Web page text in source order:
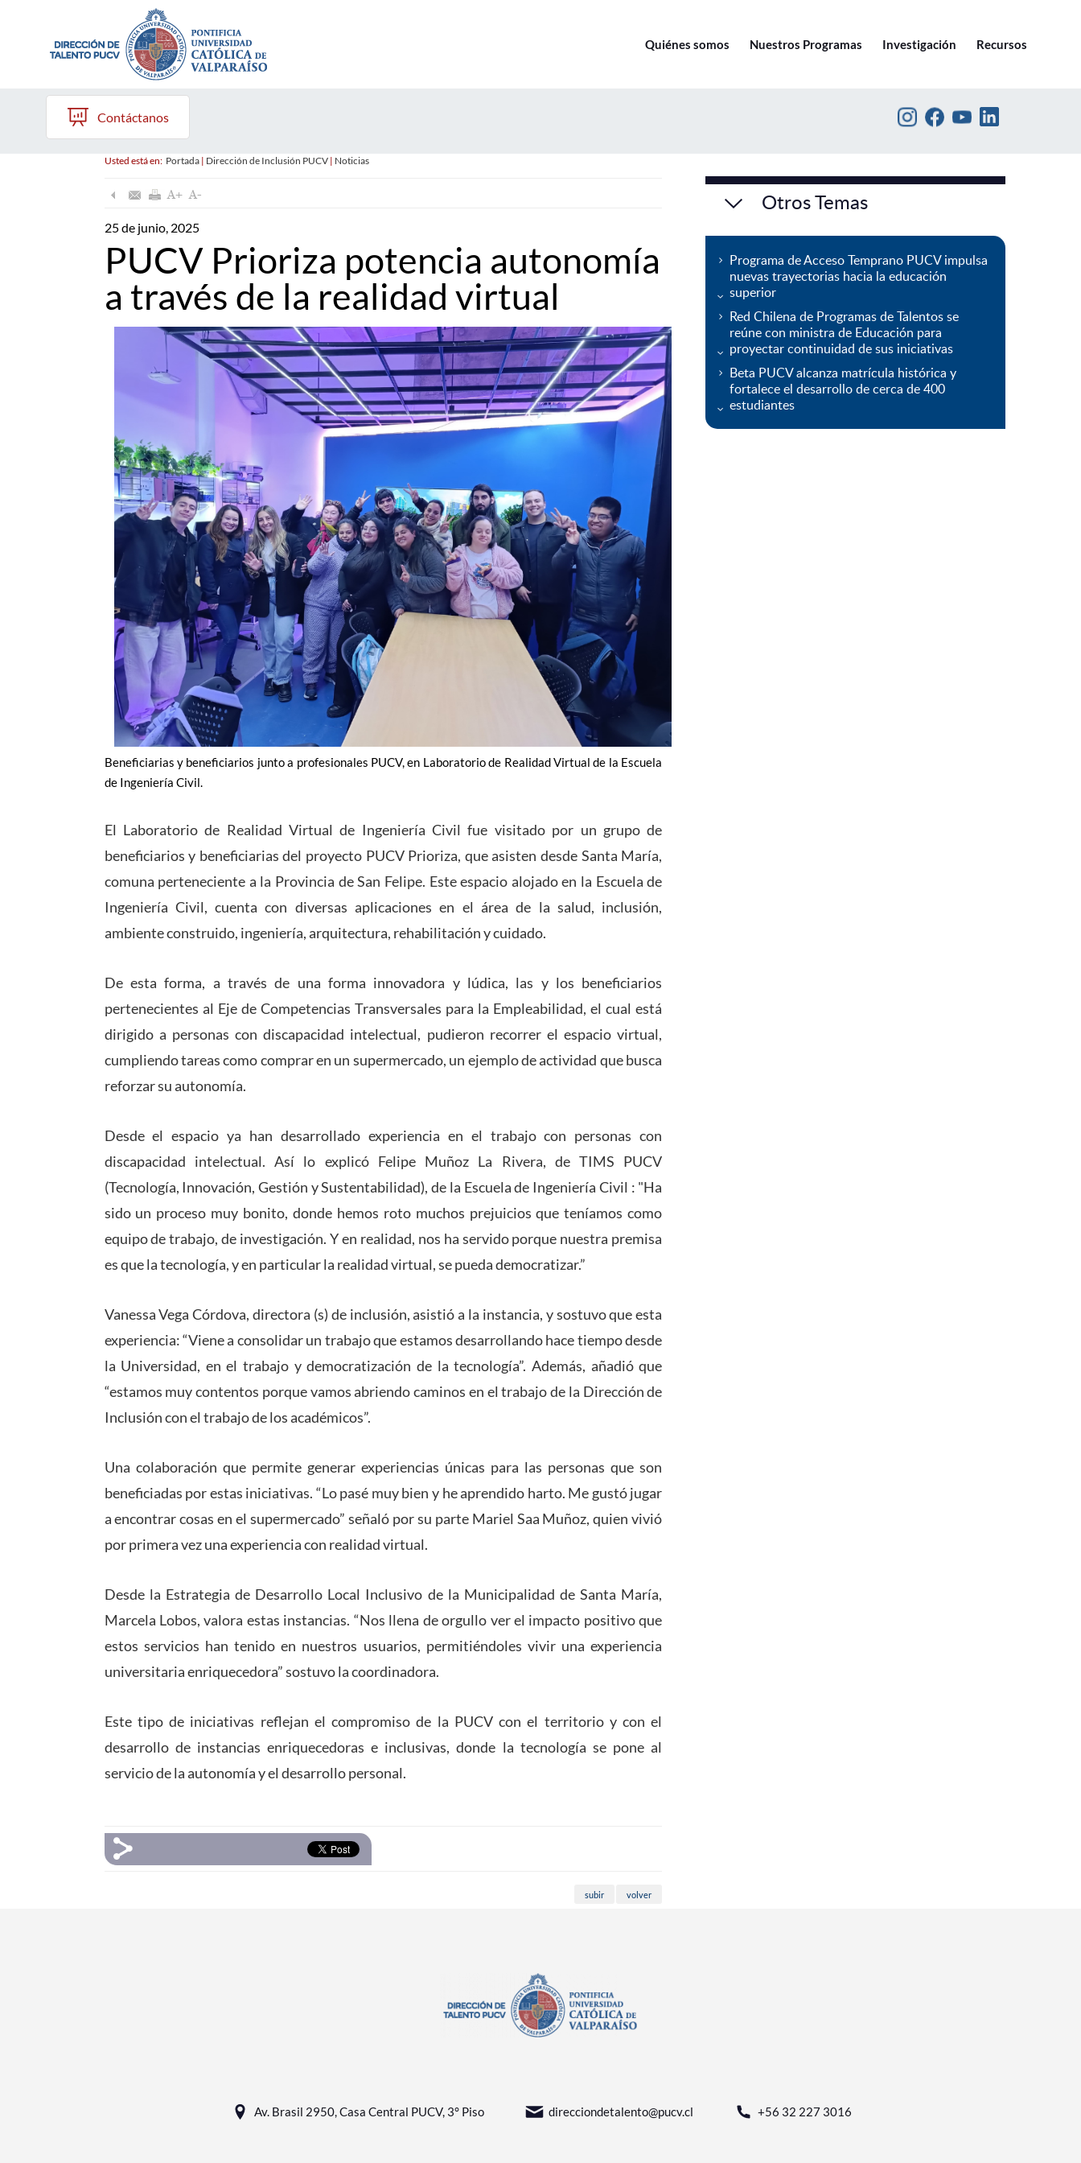
Quiénes somos Nuestros Programas Investigación Recursos
Contáctanos
Usted está en: Portada| Dirección de Inclusión PUCV| Noticias
25 de junio, 2025
PUCV Prioriza potencia autonomía
a través de la realidad virtual
Beneficiarias y beneficiarios junto a profesionales PUCV, en Laboratorio de Realidad Virtual de la Escuela
de Ingeniería Civil.
El Laboratorio de Realidad Virtual de Ingeniería Civil fue visitado por un grupo de
beneficiarios y beneficiarias del proyecto PUCV Prioriza, que asisten desde Santa María,
comuna perteneciente a la Provincia de San Felipe. Este espacio alojado en la Escuela de
Ingeniería Civil, cuenta con diversas aplicaciones en el área de la salud, inclusión,
ambiente construido, ingeniería, arquitectura, rehabilitación y cuidado.
De esta forma, a través de una forma innovadora y lúdica, las y los beneficiarios
pertenecientes al Eje de Competencias Transversales para la Empleabilidad, el cual está
dirigido a personas con discapacidad intelectual, pudieron recorrer el espacio virtual,
cumpliendo tareas como comprar en un supermercado, un ejemplo de actividad que busca
reforzar su autonomía.
Desde el espacio ya han desarrollado experiencia en el trabajo con personas con
discapacidad intelectual. Así lo explicó Felipe Muñoz La Rivera, deTIMS PUCV
(Tecnología, Innovación, Gestión y Sustentabilidad), de la Escuela de Ingeniería Civil : "Ha
sido un proceso muy bonito, donde hemos roto muchos prejuicios que teníamos como
equipo de trabajo, de investigación. Y en realidad, nos ha servido porque nuestra premisa
es que la tecnología, y en particular la realidad virtual, se pueda democratizar.”
Vanessa Vega Córdova, directora (s) de inclusión, asistió a la instancia, y sostuvo que esta
experiencia: “Viene a consolidar un trabajo que estamos desarrollando hace tiempo desde
la Universidad, en el trabajo y democratización de la tecnología”. Además, añadió que
“estamos muy contentos porque vamos abriendo caminos en el trabajo de la Dirección de
Inclusión con el trabajo de los académicos”.
Una colaboración que permite generar experiencias únicas para las personas que son
beneficiadas por estas iniciativas. “Lo pasé muy bien y he aprendido harto. Me gustó jugar
a encontrar cosas en el supermercado” señaló por su parte Mariel Saa Muñoz, quien vivió
por primera vez una experiencia con realidad virtual.
Desde la Estrategia de Desarrollo Local Inclusivo de la Municipalidad de Santa María,
Marcela Lobos, valora estas instancias. “Nos llena de orgullo ver el impacto positivo que
estos servicios han tenido en nuestros usuarios, permitiéndoles vivir una experiencia
universitaria enriquecedora” sostuvo la coordinadora.
Este tipo de iniciativas reflejan el compromiso de la PUCV con el territorio y con el
desarrollo de instancias enriquecedoras e inclusivas, donde la tecnología se pone al
servicio de la autonomía y el desarrollo personal.
subir volver
Otros Temas
Programa de Acceso Temprano PUCV impulsa
nuevas trayectorias hacia la educación
superior
Red Chilena de Programas de Talentos se
reúne con ministra de Educación para
proyectar continuidad de sus iniciativas
Beta PUCV alcanza matrícula histórica y
fortalece el desarrollo de cerca de 400
estudiantes
Av. Brasil 2950, Casa Central PUCV, 3° Piso direcciondetalento@pucv.cl +56 32 227 3016